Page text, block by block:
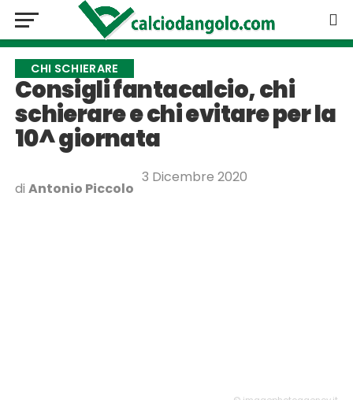
CHI SCHIERARE
Consigli fantacalcio, chi
schierare e chi evitare per la
10^ giornata
di Antonio Piccolo
3 Dicembre 2020